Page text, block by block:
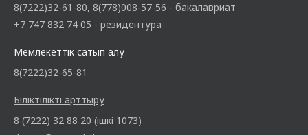
8(7222)32-61-80, 8(778)008-57-56 - бакалавриат
+7 747 832 74 05 - резидентура
Мемлекеттік сатып алу
8(7222)32-65-81
Біліктілікті арттыру
8 (7222) 32 88 20 (ішкі 1073)